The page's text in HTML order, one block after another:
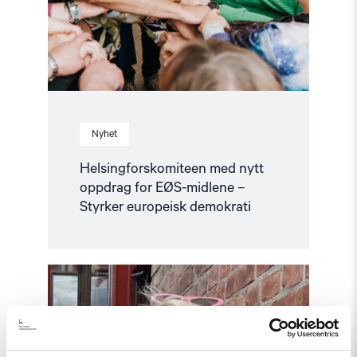
Nyhet
Helsingforskomiteen med nytt
oppdrag for EØS-midlene –
Styrker europeisk demokrati
Read
article
"Fortsatt